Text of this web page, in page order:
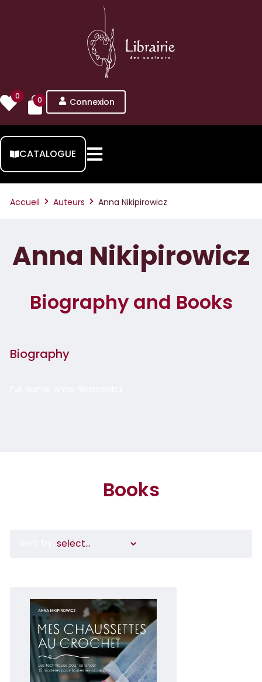
0 0 Connexion
CATALOGUE
Accueil Auteurs Anna Nikipirowicz
Anna Nikipirowicz
Biography and Books
Biography
Books